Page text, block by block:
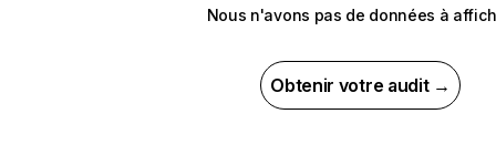
Nous n'avons pas de données à
Obtenir votre audit →